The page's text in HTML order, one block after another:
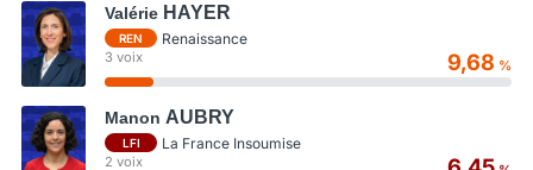
Valérie HAYER
REN Renaissance
3 voix 9,68 %
Manon AUBRY
LFI La France Insoumise
2 voix